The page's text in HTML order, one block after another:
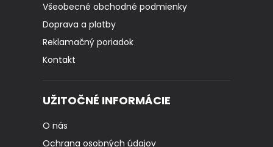
Všeobecné obchodné podmienky
Doprava a platby
Reklamačný poriadok
Kontakt
UŽITOČNÉ INFORMÁCIE
O nás
Ochrana osobných údajov